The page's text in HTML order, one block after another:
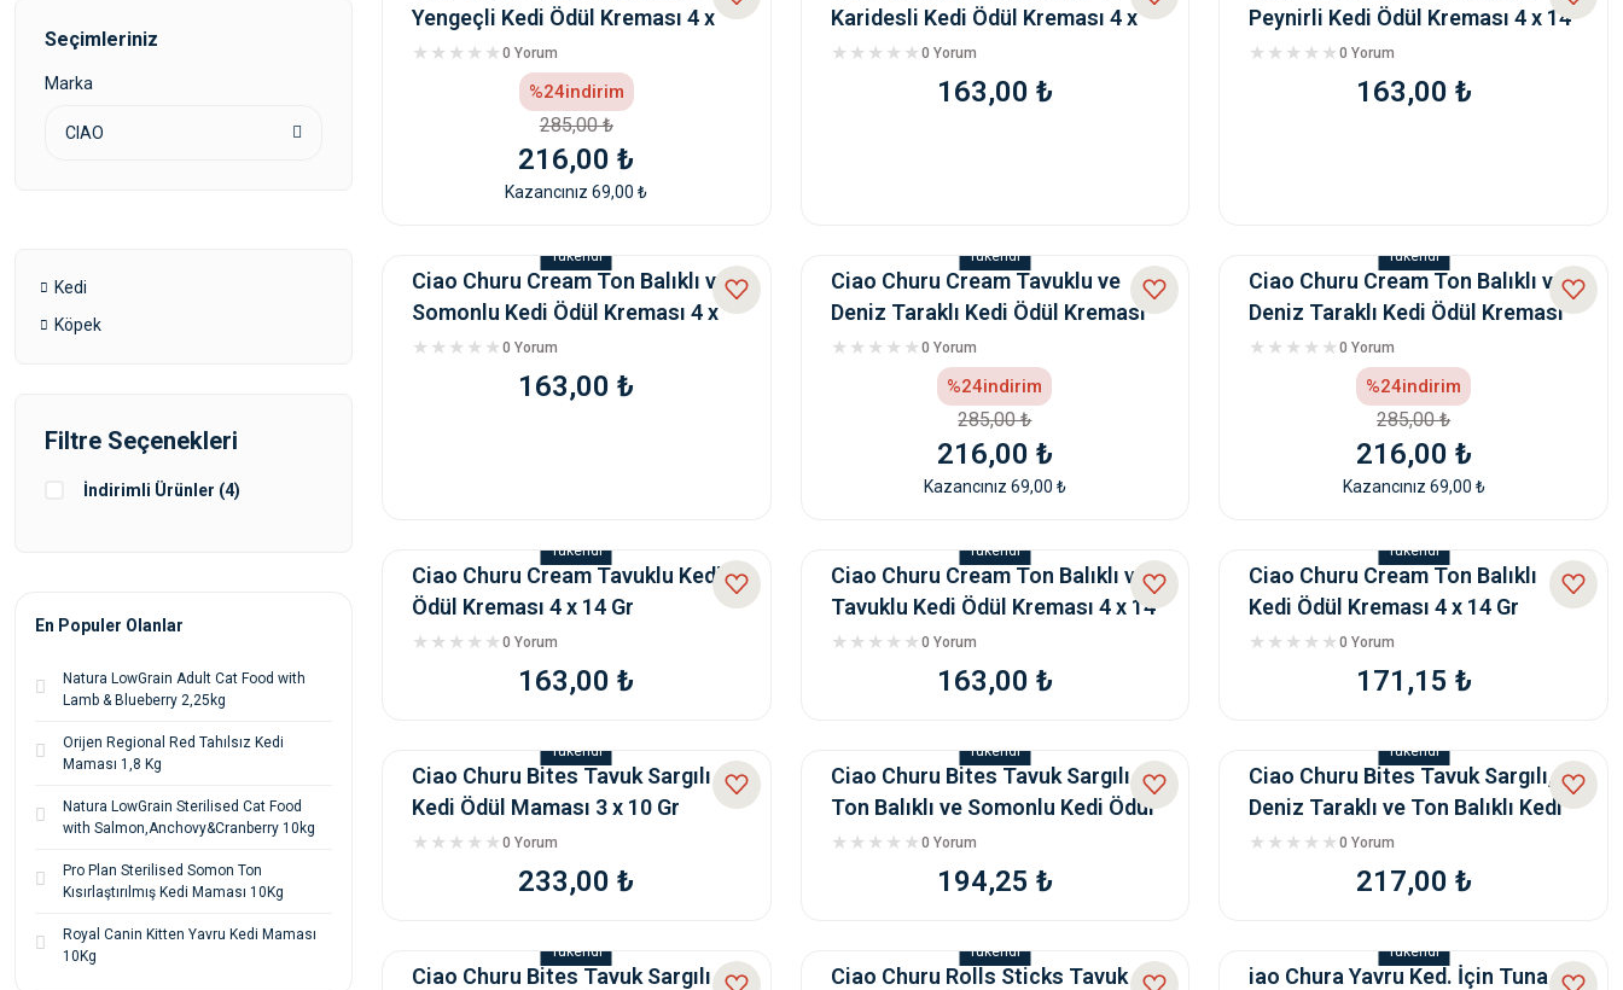
Seçimleriniz
Marka
CIAO
Kedi
Köpek
Filtre Seçenekleri
İndirimli Ürünler (4)
En Populer Olanlar
Natura LowGrain Adult Cat Food with
Lamb & Blueberry 2,25kg
Orijen Regional Red Tahılsız Kedi
Maması 1,8 Kg
Natura LowGrain Sterilised Cat Food
with Salmon,Anchovy&Cranberry 10kg
Pro Plan Sterilised Somon Ton
Kısırlaştırılmış Kedi Maması 10Kg
Royal Canin Kitten Yavru Kedi Maması
10Kg
Yengeçli Kedi Ödül Kreması 4 x
14 Gr
0 Yorum
%24indirim
285,00 ₺
216,00 ₺
Kazancınız 69,00 ₺
Karidesli Kedi Ödül Kreması 4 x
14 Gr
0 Yorum
163,00 ₺
Peynirli Kedi Ödül Kreması 4 x 14
Gr
0 Yorum
163,00 ₺
Tükendi
Ciao Churu Cream Ton Balıklı ve
Somonlu Kedi Ödül Kreması 4 x
14 Gr
0 Yorum
163,00 ₺
Tükendi
Ciao Churu Cream Tavuklu ve
Deniz Taraklı Kedi Ödül Kreması
4 x 14 Gr 0 Yorum
%24indirim
285,00 ₺
216,00 ₺
Kazancınız 69,00 ₺
Tükendi
Ciao Churu Cream Ton Balıklı ve
Deniz Taraklı Kedi Ödül Kreması
4 x 14 Gr 0 Yorum
%24indirim
285,00 ₺
216,00 ₺
Kazancınız 69,00 ₺
Tükendi
Ciao Churu Cream Tavuklu Kedi
Ödül Kreması 4 x 14 Gr
0 Yorum
163,00 ₺
Tükendi
Ciao Churu Cream Ton Balıklı ve
Tavuklu Kedi Ödül Kreması 4 x 14
G
0 Yorum
163,00 ₺
Tükendi
Ciao Churu Cream Ton Balıklı
Kedi Ödül Kreması 4 x 14 Gr
0 Yorum
171,15 ₺
Tükendi
Ciao Churu Bites Tavuk Sargılı
Kedi Ödül Maması 3 x 10 Gr
0 Yorum
233,00 ₺
Tükendi
Ciao Churu Bites Tavuk Sargılı ,
Ton Balıklı ve Somonlu Kedi Ödül
Maması 30 Yorum
194,25 ₺
Tükendi
Ciao Churu Bites Tavuk Sargılı,
Deniz Taraklı ve Ton Balıklı Kedi
Ödül Mama0 Yorum
217,00 ₺
Tükendi
Ciao Churu Bites Tavuk Sargılı ve
Tükendi
Ciao Churu Rolls Sticks Tavuk
Tükendi
iao Chura Yavru Ked. İçin Tuna